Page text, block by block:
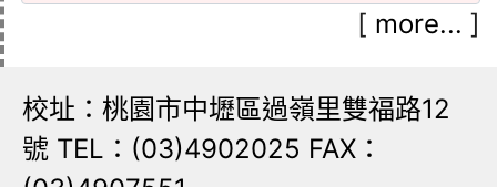
[ more... ]
校址：桃園市中壢區過嶺里雙福路12
號 TEL：(03)4902025 FAX：